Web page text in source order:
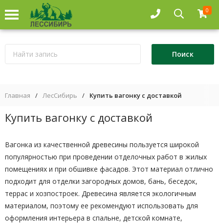
0
Главная / ЛесСибирь / Купить вагонку с доставкой
Купить вагонку с доставкой
Вагонка из качественной древесины пользуется широкой
популярностью при проведении отделочных работ в жилых
помещениях и при обшивке фасадов. Этот материал отлично
подходит для отделки загородных домов, бань, беседок,
террас и хозпостроек. Древесина является экологичным
материалом, поэтому ее рекомендуют использовать для
оформления интерьера в спальне, детской комнате,